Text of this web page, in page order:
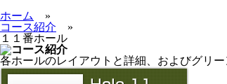
ホーム
»
コース紹介 »
１１番ホール
各ホールのレイアウトと詳細、およびグリー